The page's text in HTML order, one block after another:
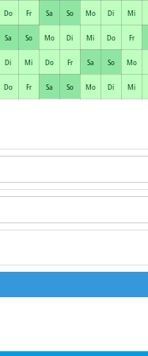
Do Fr Sa So Mo Di Mi
Sa So Mo Di Mi Do Fr
Di Mi Do Fr Sa So Mo
Do Fr Sa So Mo Di Mi